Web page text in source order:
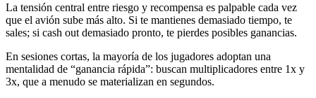
La tensión central entre riesgo y recompensa es palpable cada vez
que el avión sube más alto. Si te mantienes demasiado tiempo, te
sales; si cash out demasiado pronto, te pierdes posibles ganancias.
En sesiones cortas, la mayoría de los jugadores adoptan una
mentalidad de “ganancia rápida”: buscan multiplicadores entre 1x y
3x, que a menudo se materializan en segundos.